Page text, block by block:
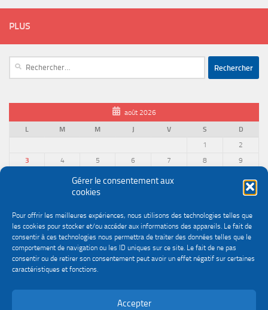
Gérer le consentement aux
cookies
Pour offrir les meilleures expériences, nous utilisons des technologies telles que
les cookies pour stocker et/ou accéder aux informations des appareils. Le fait de
consentir à ces technologies nous permettra de traiter des données telles que le
comportement de navigation ou les ID uniques sur ce site. Le fait de ne pas
consentir ou de retirer son consentement peut avoir un effet négatif sur certaines
caractéristiques et fonctions.
Accepter
PLUS
août 2026
L
M M J V S
D
1
2
3
4 5 6 7 8
9
12 13
19
23
« Juin
Politique de confidentialité